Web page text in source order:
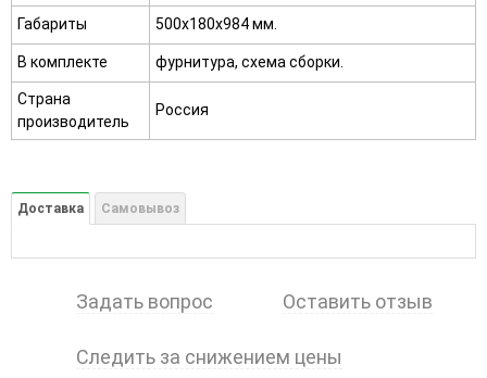
Габариты 500х180х984 мм.
В комплекте фурнитура, схема сборки.
Страна
производитель
Россия
Доставка Самовывоз
Задать вопрос Оставить отзыв
Следить за снижением цены